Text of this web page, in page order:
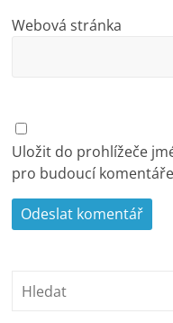
Webová stránka
Uložit do prohlížeče
pro budoucí